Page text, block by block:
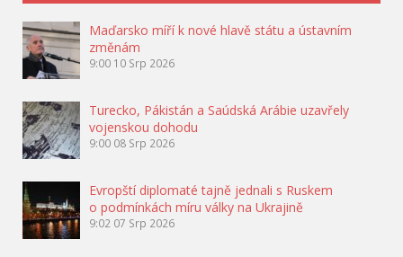
Maďarsko míří k nové hlavě státu a ústavním
změnám
9:00 10 Srp 2026
Turecko, Pákistán a Saúdská Arábie uzavřely
vojenskou dohodu
9:00 08 Srp 2026
Evropští diplomaté tajně jednali s Ruskem
o podmínkách míru války na Ukrajině
9:02 07 Srp 2026